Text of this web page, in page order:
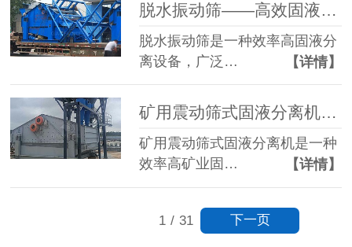
脱水振动筛——高效固液分离设备的核心选择
脱水振动筛是一种效率高固液分
离设备，广泛…
【详情】
矿用震动筛式固液分离机效率高矿业固液处理解决方案
矿用震动筛式固液分离机是一种
效率高矿业固…
【详情】
1 / 31 下一页